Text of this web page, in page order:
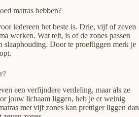
matras hebben?
iedereen het beste is. Drie, vijf of zeven
werken. Wat telt, is of de zones passen
slaaphouding. Door te proefliggen merk je
een verfijndere verdeling, maar als ze
jouw lichaam liggen, heb je er weinig
met vijf zones kan prettiger liggen dan